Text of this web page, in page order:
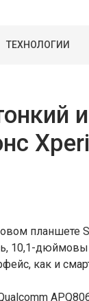
ТЕХНОЛОГИИ
планшете
10,1-
как и